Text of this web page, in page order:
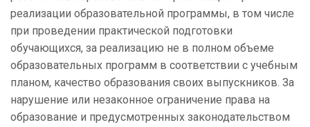
реализации образовательной программы, в том числе
при проведении практической подготовки
обучающихся, за реализацию не в полном объеме
образовательных программ в соответствии с учебным
планом, качество образования своих выпускников. За
нарушение или незаконное ограничение права на
образование и предусмотренных законодательством